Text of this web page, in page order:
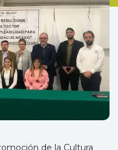
de la Cultura